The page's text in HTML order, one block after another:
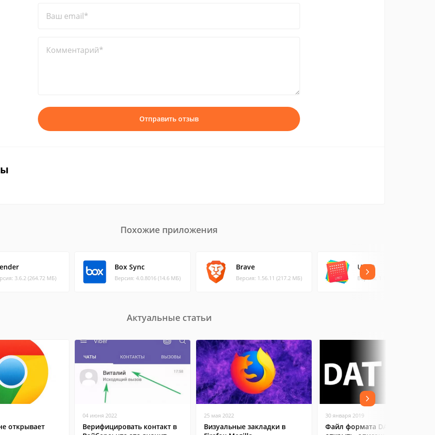
Ваш email*
Комментарий*
Отправить отзыв
Похожие приложения
3.6.2 (264.72 МБ)
Box Sync
Версия: 4.0.8016 (14.6 МБ)
Brave
Версия: 1.56.11 (217.2 МБ)
Uplet
Версия: 1.1.100 (6.57 МБ)
Актуальные статьи
открывает
04 июня 2022
Верифицировать контакт в
25 мая 2022
Визуальные закладки в
30 января 2019
Файл формата DAT: чем